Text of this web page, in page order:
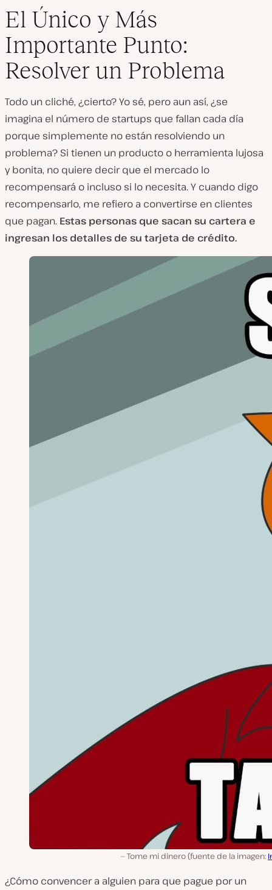
El Único y Más
Importante Punto:
Resolver un Problema
Todo un cliché, ¿cierto? Yo sé, pero aun así, ¿se
imagina el número de startups que fallan cada día
porque simplemente no están resolviendo un
problema? Si tienen un producto o herramienta lujosa
y bonita, no quiere decir que el mercado lo
recompensará o incluso si lo necesita. Y cuando digo
recompensarlo, me refiero a convertirse en clientes
que pagan. Estas personas que sacan su cartera e
ingresan los detalles de su tarjeta de crédito.
Tome mi dinero (fuente de la imagen:
¿Cómo convencer a alguien para que pague por un